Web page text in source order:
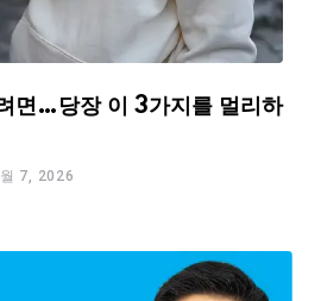
면…당장 이 3가지를 멀리하
7, 2026